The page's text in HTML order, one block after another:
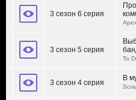
3 сезон 6 серия
3 сезон 5 серия
To
3 сезон 4 серия
В